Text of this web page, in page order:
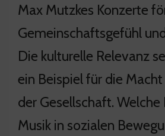
Max Mutzkes Konzerte
Gemeinschaftsgefühl
Die kulturelle Relevanz
ein Beispiel für die
der Gesellschaft.
Musik in sozialen